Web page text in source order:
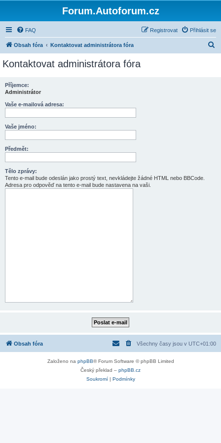
Forum.Autoforum.cz
FAQ Přihlásit se
Registrovat
Obsah fóra Kontaktovat administrátora fóra
Kontaktovat administrátora fóra
Příjemce:
Administrátor
Vaše e-mailová adresa:
Vaše jméno:
Předmět:
Tělo zprávy:
Tento e-mail bude odeslán jako prostý text, nevkládejte žádné HTML nebo BBCode.
Adresa pro odpověď na tento e-mail bude nastavena na vaši.
Obsah fóra Všechny časy jsou v UTC+01:00
Založeno na phpBB® Forum Software © phpBB Limited
Český překlad – phpBB.cz
Soukromí| Podmínky